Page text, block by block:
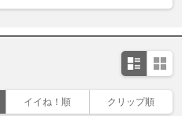
イイね！順 クリップ順